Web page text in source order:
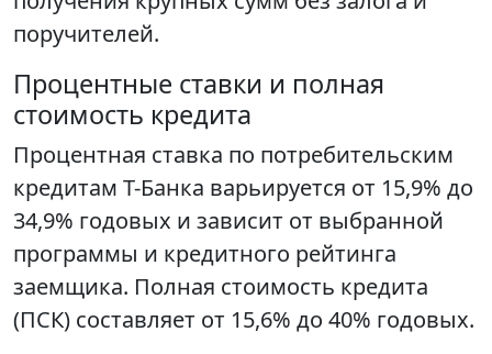
поручителей.
Процентные ставки и полная
стоимость кредита
Процентная ставка по потребительским
кредитам Т-Банка варьируется от 15,9% до
34,9% годовых и зависит от выбранной
программы и кредитного рейтинга
заемщика. Полная стоимость кредита
(ПСК) составляет от 15,6% до 40% годовых.